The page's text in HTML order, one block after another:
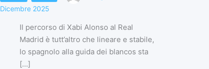
Dicembre 2025
Il percorso di Xabi Alonso al Real
Madrid è tutt’altro che lineare e stabile,
lo spagnolo alla guida dei blancos sta
[…]